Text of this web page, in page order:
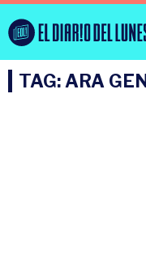
TAG: ARA